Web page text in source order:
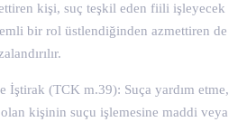
kişi, suç teşkil eden fiili işleyecek
bir rol üstlendiğinden azmettiren de
İştirak (TCK m.39): Suça yardım etme,
kişinin suçu işlemesine maddi veya